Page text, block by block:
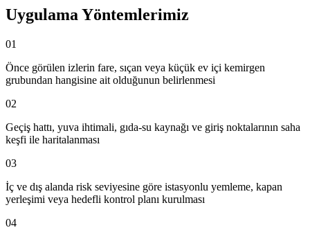
Uygulama Yöntemlerimiz
01
Önce görülen izlerin fare, sıçan veya küçük ev içi kemirgen
grubundan hangisine ait olduğunun belirlenmesi
02
Geçiş hattı, yuva ihtimali, gıda-su kaynağı ve giriş noktalarının saha
keşfi ile haritalanması
03
İç ve dış alanda risk seviyesine göre istasyonlu yemleme, kapan
yerleşimi veya hedefli kontrol planı kurulması
04